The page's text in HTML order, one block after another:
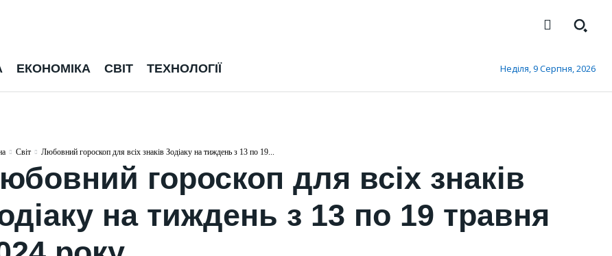
ЕКОНОМІКА СВІТ ТЕХНОЛОГІЇ Неділя, 9 Серпня, 2026
Світ Любовний гороскоп для всіх знаків Зодіаку на тиждень з 13 по 19...
гороскоп для всіх знаків
на тиждень з 13 по 19 травня